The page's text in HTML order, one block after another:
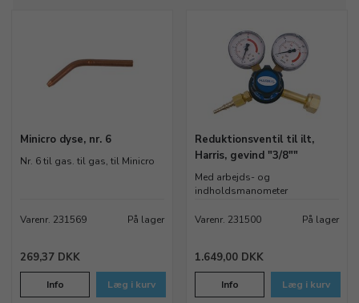
Minicro dyse, nr. 6
Nr. 6 til gas. til gas, til Minicro
Varenr. 231569 På lager
269,37 DKK
Info Læg i kurv
Reduktionsventil til ilt,
Harris, gevind "3/8""
Med arbejds- og
indholdsmanometer
Varenr. 231500 På lager
1.649,00 DKK
Info Læg i kurv